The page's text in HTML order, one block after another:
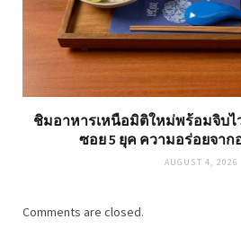
ชิมอาหารเหนือมิติใหม่พร้อมจิบไว
ซอย 5 ยุค ความอร่อยจา
AUGUST 4, 2026
Comments are closed.